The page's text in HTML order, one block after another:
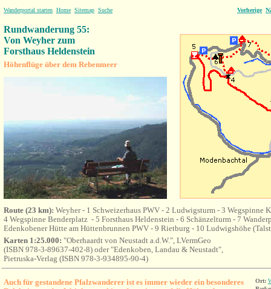
Wanderportal starten Home Sitemap Suche Vorherige
Rundwanderung 55:
Von Weyher zum
Forsthaus Heldenstein
Höhenflüge über dem Rebenmeer
Route (23 km): Weyher - 1 Schweizerhaus PWV - 2 Ludwigsturm - 3 Wegspinne
4 Wegspinne Benderplatz - 5 Forsthaus Heldenstein - 6 Schänzelturm - 7
Edenkobener Hütte am Hüttenbrunnen PWV - 9 Rietburg - 10 Ludwigshöhe
Karten 1:25.000: "Oberhaardt von Neustadt a.d.W.", LVermGeo
(ISBN 978-3-89637-402-8) oder "Edenkoben, Landau & Neustadt",
Pietruska-Verlag (ISBN 978-3-934895-90-4)
Auch für gestandene Pfalzwanderer ist es immer wieder ein besonderes
Ort: